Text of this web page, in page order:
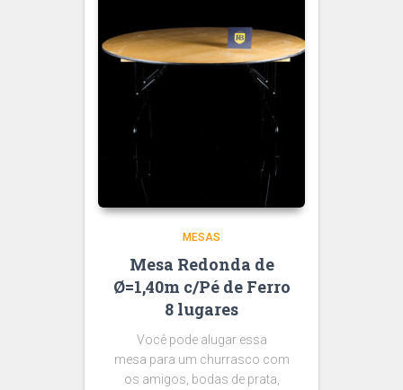
MESAS
Mesa Redonda de
Ø=1,40m c/Pé de Ferro
8 lugares
Você pode alugar essa
mesa para um churrasco com
os amigos, bodas de prata,